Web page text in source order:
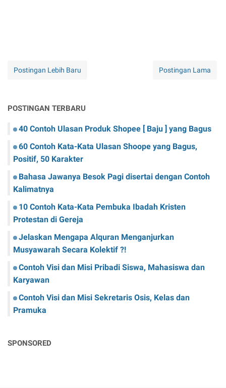
Postingan Lebih Baru Postingan Lama
POSTINGAN TERBARU
40 Contoh Ulasan Produk Shopee [ Baju ] yang Bagus
60 Contoh Kata-Kata Ulasan Shoope yang Bagus,
Positif, 50 Karakter
Bahasa Jawanya Besok Pagi disertai dengan Contoh
Kalimatnya
10 Contoh Kata-Kata Pembuka Ibadah Kristen
Protestan di Gereja
Jelaskan Mengapa Alquran Menganjurkan
Musyawarah Secara Kolektif ?!
Contoh Visi dan Misi Pribadi Siswa, Mahasiswa dan
Karyawan
Contoh Visi dan Misi Sekretaris Osis, Kelas dan
Pramuka
SPONSORED